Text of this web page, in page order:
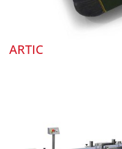
ARTIC